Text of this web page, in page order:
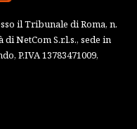
il Tribunale di Roma, n.
NetCom S.r.l.s., sede in
P.IVA 13783471009,